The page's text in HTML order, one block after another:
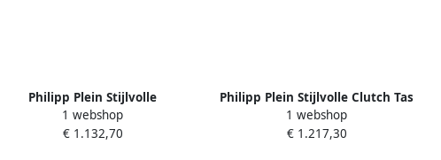
Philipp Plein Stijlvolle
Dameshandtas Tote Black Dames
1 webshop
€ 1.132,70
Philipp Plein Stijlvolle Clutch Tas
met Uniek Ontwerp Black Dames
1 webshop
€ 1.217,30